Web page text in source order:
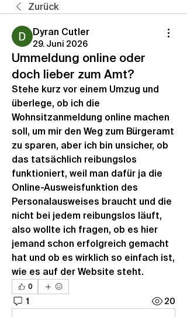
Zurück
Dyran Cutler
29. Juni 2026
Ummeldung online oder
doch lieber zum Amt?
Stehe kurz vor einem Umzug und
überlege, ob ich die
Wohnsitzanmeldung online machen
soll, um mir den Weg zum Bürgeramt
zu sparen, aber ich bin unsicher, ob
das tatsächlich reibungslos
funktioniert, weil man dafür ja die
Online-Ausweisfunktion des
Personalausweises braucht und die
nicht bei jedem reibungslos läuft,
also wollte ich fragen, ob es hier
jemand schon erfolgreich gemacht
hat und ob es wirklich so einfach ist,
wie es auf der Website steht.
0
1 20